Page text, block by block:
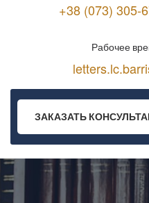
+38 (073) 305-
Рабочее
ЗАКАЗАТЬ